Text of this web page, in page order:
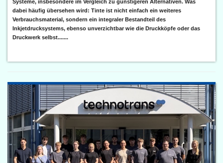
Systeme, insbesondere im Vergleich zu günstigeren Alternativen. Was
dabei häufig übersehen wird: Tinte ist nicht einfach ein weiteres
Verbrauchsmaterial, sondern ein integraler Bestandteil des
Inkjetdrucksystems, ebenso unverzichtbar wie die Druckköpfe oder das
Druckwerk selbst.......